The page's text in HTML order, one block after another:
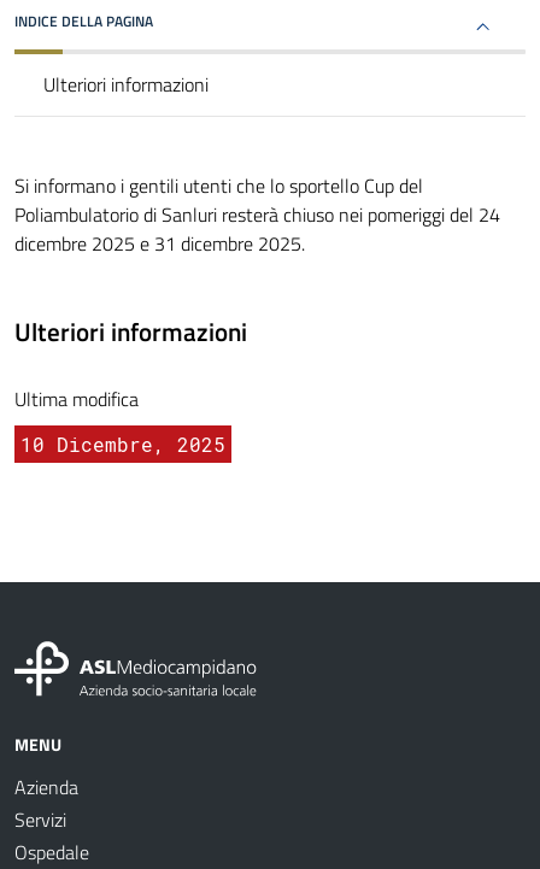
INDICE DELLA PAGINA
Ulteriori informazioni
Si informano i gentili utenti che lo sportello Cup del
Poliambulatorio di Sanluri resterà chiuso nei pomeriggi del 24
dicembre 2025 e 31 dicembre 2025.
Ulteriori informazioni
Ultima modifica
10 Dicembre, 2025
MENU
Azienda
Servizi
Ospedale